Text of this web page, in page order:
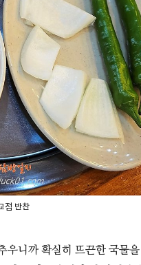
점 반찬
니까 확실히 뜨끈한 국물